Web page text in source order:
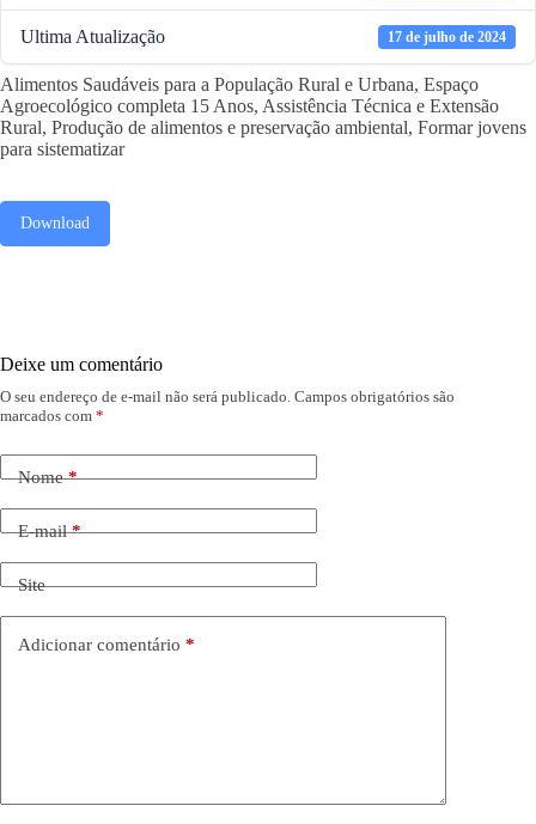
Ultima Atualização 17 de julho de 2024
Alimentos Saudáveis para a População Rural e Urbana, Espaço
Agroecológico completa 15 Anos, Assistência Técnica e Extensão
Rural, Produção de alimentos e preservação ambiental, Formar jovens
para sistematizar
Download
Deixe um comentário
O seu endereço de e-mail não será publicado. Campos obrigatórios são
marcados com *
Nome*
E-mail*
Site
Adicionar comentário *